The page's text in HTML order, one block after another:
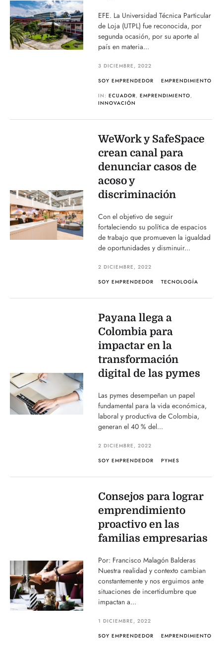
EFE. La Universidad Técnica Particular
de Loja (UTPL) fue reconocida, por
segunda ocasión, por su aporte al
país en materia...
3 DICIEMBRE, 2022
SOY EMPRENDEDOR
EMPRENDIMIENTO
IN:ECUADOR,EMPRENDIMIENTO,
INNOVACIÓN
WeWork y SafeSpace
crean canal para
denunciar casos de
acoso y
discriminación
Con el objetivo de seguir
fortaleciendo su política de espacios
de trabajo que promueven la igualdad
de oportunidades y disminuir...
2 DICIEMBRE, 2022
SOY EMPRENDEDOR
TECNOLOGÍA
Payana llega a
Colombia para
impactar en la
transformación
digital de las pymes
Las pymes desempeñan un papel
fundamental para la vida económica,
laboral y productiva de Colombia,
generan el 40 % del...
2 DICIEMBRE, 2022
SOY EMPRENDEDOR
PYMES
Consejos para lograr
emprendimiento
proactivo en las
familias empresarias
Por: Francisco Malagón Balderas
Nuestra realidad y contexto cambian
constantemente y nos erguimos ante
situaciones de incertidumbre que
impactan a...
1 DICIEMBRE, 2022
SOY EMPRENDEDOR
EMPRENDIMIENTO